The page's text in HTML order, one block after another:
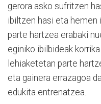
gerora asko sufritzen
ibiltzen hasi eta hemen
parte hartzea erabaki
eginiko ibilbideak
lehiaketetan parte
eta gainera errazagoa
edukita entrenatzea.